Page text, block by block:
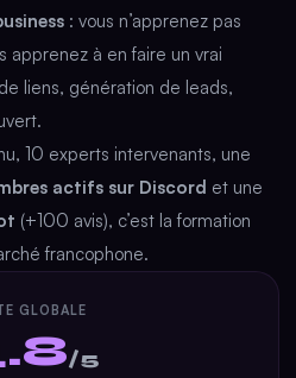
: vous n’apprenez pas
apprenez à en faire un vrai
liens, génération de leads,
10 experts intervenants, une
actifs sur Discord et une
(+100 avis), c’est la formation
francophone.
GLOBALE
/5